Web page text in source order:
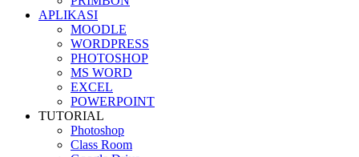
APLIKASI
MOODLE
WORDPRESS
PHOTOSHOP
MS WORD
EXCEL
POWERPOINT
TUTORIAL
Photoshop
Class Room